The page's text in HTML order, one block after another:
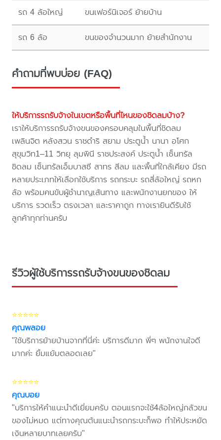
รถ 4 ล้อใหญ่ ขนเฟอร์นิเจอร์ ย้ายบ้าน
รถ 6 ล้อ ขนของจำนวนมาก ย้ายสำนักงาน
คำถามที่พบบ่อย (FAQ)
ให้บริการรถรับจ้างในเขตหรือพื้นที่ไหนของชิดลมบ้าง?
เราให้บริการรถรับจ้างขนของครอบคลุมในพื้นที่ชิดลม
เพลินจิต หลังสวน ราชดำริ สยาม ประตูน้ำ นานา อโศก
สุขุมวิท1–11 วิทยุ ลุมพินี ราชประสงค์ ประตูน้ำ เซ็นทรัล
ชิดลม เซ็นทรัลเอ็มบาสซี สาทร สีลม และพื้นที่ใกล้เคียง มีรถ
หลายประเภทให้เลือกใช้บริการ รถกระบะ รถสี่ล้อใหญ่ รถหก
ล้อ พร้อมคนขับผู้ชำนาญเส้นทาง และพนักงานยกของ ให้
บริการ รวดเร็ว ตรงเวลา และราคาถูก ทางเรายินดีรับใช้
ลูกค้าทุกท่านครับ
รีวิวผู้ใช้บริการรถรับจ้างขนของชิดลม
⭐⭐⭐⭐⭐
คุณพลอย
"ใช้บริการย้ายบ้านจากที่นี่ค่ะ บริการดีมาก พี่ๆ พนักงานใจดี
มากค่ะ ยิ้มแย้มตลอดเลย"
⭐⭐⭐⭐⭐
คุณบอย
"บริการให้คำแนะนำดีเยี่ยมครับ ตอนแรกจะใช้4ล้อใหญ่กลัวขน
ของไม่หมด แต่ทางคุณต้นแนะนำรถกระบะก็พอ ทำให้ประหยัด
เงินหลายบาทเลยครับ"